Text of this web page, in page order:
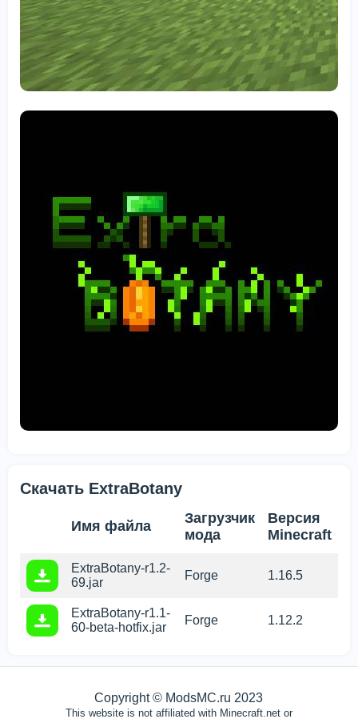
Скачать ExtraBotany
Имя файла
Загрузчик
мода
Версия
Minecraft
ExtraBotany-r1.2-
69.jar
Forge 1.16.5
ExtraBotany-r1.1-
60-beta-hotfix.jar
Forge 1.12.2
Copyright © ModsMC.ru 2023
This website is not affiliated with Minecraft.net or
Мы используем файлы cookie
наилучшее восприятие нашего сайта.
ХОРОШО